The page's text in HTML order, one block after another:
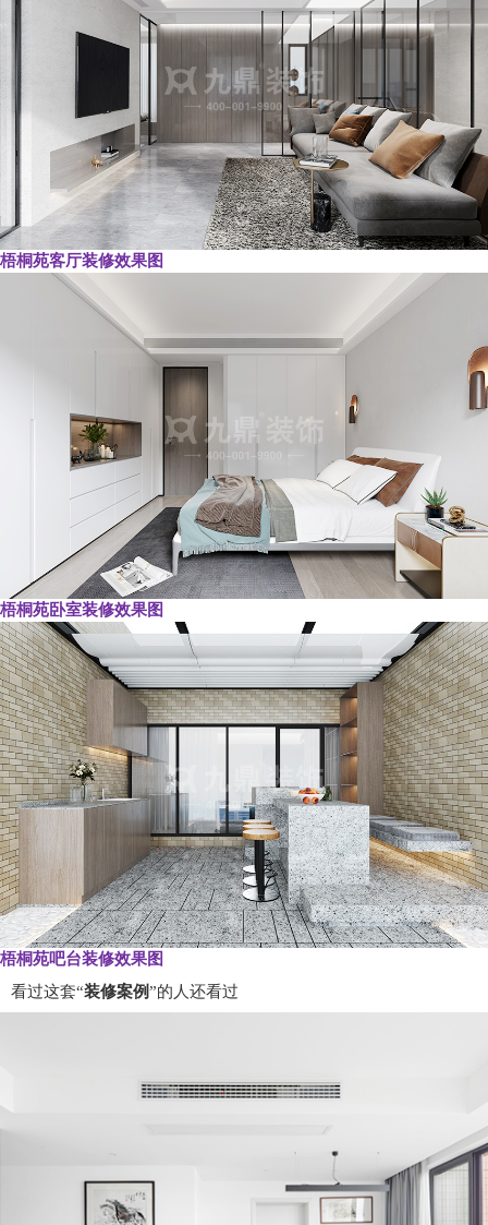
梧桐苑客厅装修效果图
梧桐苑卧室装修效果图
梧桐苑吧台装修效果图
看过这套“装修案例”的人还看过